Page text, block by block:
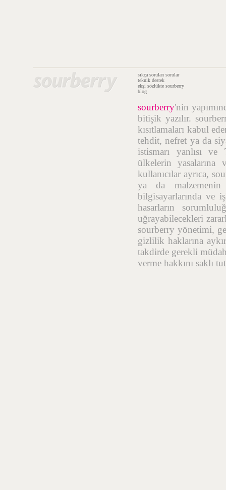
sıkça sorulan sorular
teknik destek
ekşi sözlükte sourberry
blog
sourberry'nin
bitişik yazılır.
kısıtlamaları kabul
tehdit, nefret ya da
istismarı yanlısı
ülkelerin yasalarına
kullanıcılar ayrıca,
ya da malzemenin
bilgisayarlarında ve
hasarların
uğrayabilecekleri
sourberry yönetimi,
gizlilik haklarına
takdirde gerekli
verme hakkını saklı